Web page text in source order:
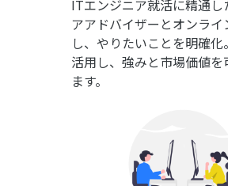
に
合
わ
に
サ
を向
上さ
せ、
成長
ま
す。
ITエンジニア就活に精通し
アアドバイザーとオンライ
し、やりたいことを明確化
活用し、強みと市場価値を
ます。